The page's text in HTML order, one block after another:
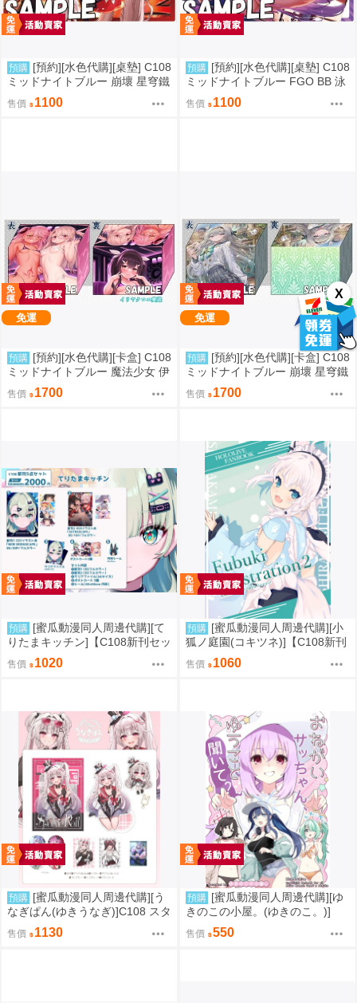
X
預購 [預約][水色代購][桌墊] C108
ミッドナイトブルー 崩壞 星穹鐵
道 火花
售價 1100
預購 [預約][水色代購][桌墊] C108
ミッドナイトブルー FGO BB 泳
售價 1100
免運
預購 [預約][水色代購][卡盒] C108
ミッドナイトブルー 魔法少女 伊
莉雅&美遊&克洛伊
售價 1700
免運
預購 [預約][水色代購][卡盒] C108
ミッドナイトブルー 崩壞 星穹鐵
道 流螢
售價 1700
預購 [蜜瓜動漫同人周邊代購][て
りたまキッチン]【C108新刊セッ
ト】NEW ERIDUSCAPEセット
(絕區零)(同人誌)
售價 1020
預購 [蜜瓜動漫同人周邊代購][小
狐ノ庭園(コキツネ)]【C108新刊
セット】Fubuki Illustration 2
【特典付】(Hololive)(同人誌)
售價 1060
預購 [蜜瓜動漫同人周邊代購][う
なぎぱん(ゆきうなぎ)]C108 スタ
レ新刊セット うなぎぱん(崩壞：
星穹鐵道)(同人誌)
售價 1130
預購 [蜜瓜動漫同人周邊代購][ゆ
きのこの小屋。(ゆきのこ。)]
【新刊セット】おねがいサッち
ゃん、ゆうこと聞いて(蔚藍檔案)
售價 550